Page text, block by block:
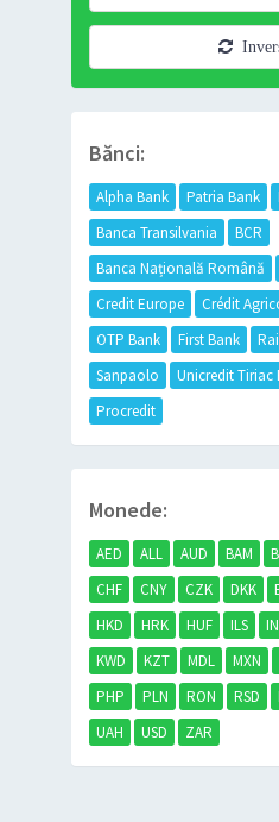
Bănci:
Alpha Bank Patria Bank
Banca Transilvania
BCR
Banca Națională Română
Credit Europe
Crédit
OTP Bank
First Bank
Sanpaolo
Unicredit Tiriac
Procredit
Monede:
AED ALL AUD BAM
CHF
CNY CZK DKK
HKD
HRK HUF ILS
KWD
KZT MDL MXN
PHP
PLN RON RSD
UAH
USD ZAR